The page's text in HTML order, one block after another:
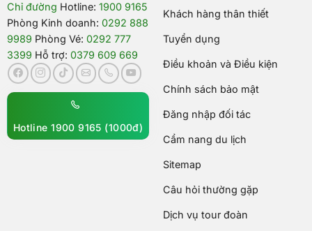
Chỉ đường Hotline: 1900 9165
Phòng Kinh doanh: 0292 888
9989 Phòng Vé: 0292 777
3399 Hỗ trợ: 0379 609 669
Hotline 1900 9165 (1000đ)
Khách hàng thân thiết
Tuyển dụng
Điều khoản và Điều kiện
Chính sách bảo mật
Đăng nhập đối tác
Cẩm nang du lịch
Sitemap
Câu hỏi thường gặp
Dịch vụ tour đoàn